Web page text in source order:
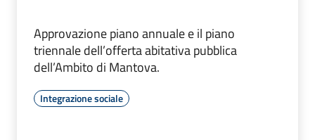
Approvazione piano annuale e il piano
triennale dell’offerta abitativa pubblica
dell’Ambito di Mantova.
Integrazione sociale